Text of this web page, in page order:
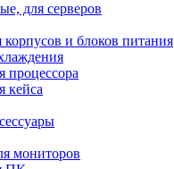
для серверов
корпусов и блоков питания
процессора
кейса
мониторов